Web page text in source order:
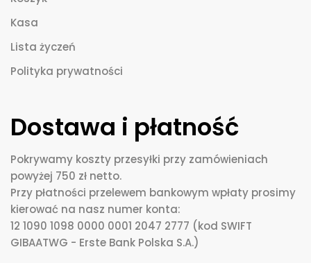
Kasa
Lista życzeń
Polityka prywatności
Dostawa i płatność
Pokrywamy koszty przesyłki przy zamówieniach
powyżej 750 zł netto.
Przy płatności przelewem bankowym wpłaty prosimy
kierować na nasz numer konta:
12 1090 1098 0000 0001 2047 2777 (kod SWIFT
GIBAATWG - Erste Bank Polska S.A.)